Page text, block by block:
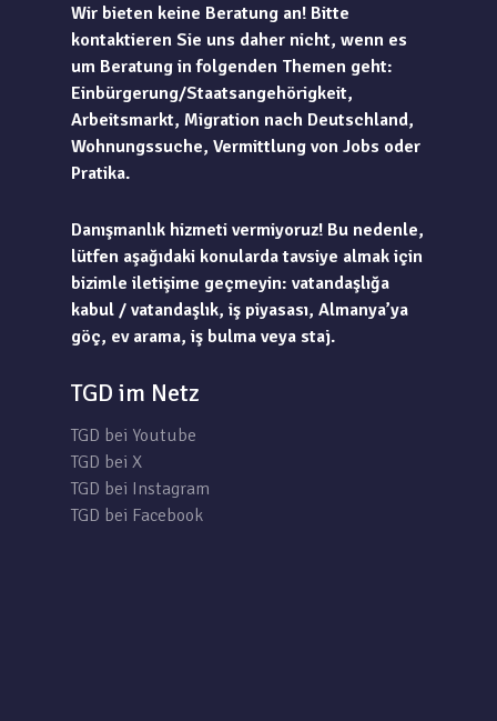
Wir bieten keine Beratung an! Bitte
kontaktieren Sie uns daher nicht, wenn es
um Beratung in folgenden Themen geht:
Einbürgerung/Staatsangehörigkeit,
Arbeitsmarkt, Migration nach Deutschland,
Wohnungssuche, Vermittlung von Jobs oder
Pratika.
Danışmanlık hizmeti vermiyoruz! Bu nedenle,
lütfen aşağıdaki konularda tavsiye almak için
bizimle iletişime geçmeyin: vatandaşlığa
kabul / vatandaşlık, iş piyasası, Almanya’ya
göç, ev arama, iş bulma veya staj.
TGD im Netz
TGD bei Youtube
TGD bei X
TGD bei Instagram
TGD bei Facebook